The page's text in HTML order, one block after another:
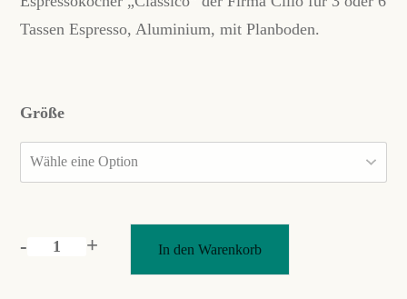
Tassen Espresso, Aluminium, mit Planboden.
Größe
- + In den Warenkorb